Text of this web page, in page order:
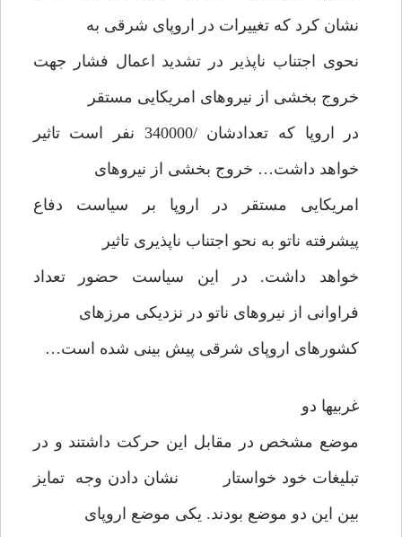
نشان کرد که تغییرات در اروپای شرقی به
نحوی اجتناب ناپذیر در تشدید اعمال فشار جهت
خروج بخشی از نیروهای امریکایی مستقر
در اروپا که تعدادشان /340000 نفر است تاثیر
خواهد داشت… خروج بخشی از نیروهای
امریکایی مستقر در اروپا بر سیاست دفاع
پیشرفته ناتو به نحو اجتناب ناپذیری تاثیر
خواهد داشت. در این سیاست حضور تعداد
فراوانی از نیروهای ناتو در نزدیکی مرزهای
کشورهای اروپای شرقی پیش بینی شده است…
غربیها دو
موضع مشخص در مقابل این حرکت داشتند و در
تبلیغات خود خواستار نشان دادن وجه تمایز
بین این دو موضع بودند. یکی موضع اروپای